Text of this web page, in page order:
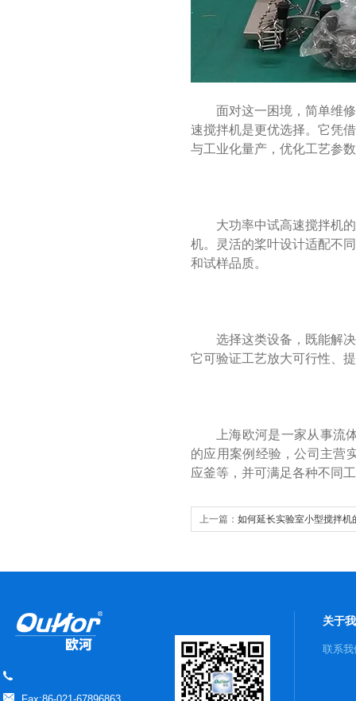
面对这一困境，简单维
速搅拌机是更优选择。它凭
与工业化量产，优化工艺参
大功率中试高速搅拌机
机。灵活的桨叶设计适配不
和试样品质。
选择这类设备，既能解
它可验证工艺放大可行性、
上海欧河是一家从事流
的应用案例经验，公司主营
应釜等，并可满足各种不同
上一篇： 如何延长实验室小型搅拌机
关于
联系我